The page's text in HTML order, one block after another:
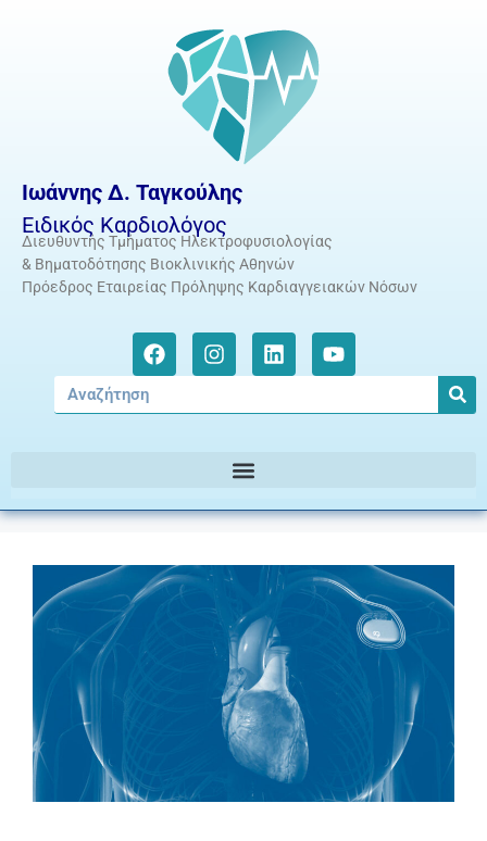
Ιωάννης Δ. Ταγκούλης
Ειδικός Καρδιολόγος
Διευθυντής Τμήματος Ηλεκτροφυσιολογίας
& Βηματοδότησης Βιοκλινικής Αθηνών
Πρόεδρος Εταιρείας Πρόληψης Καρδιαγγειακών Νόσων